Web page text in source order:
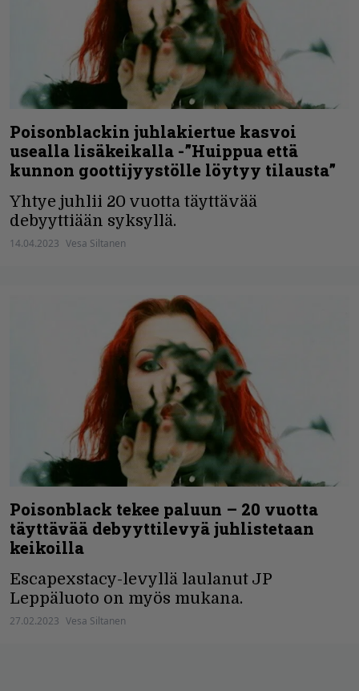
Poisonblackin juhlakiertue kasvoi
usealla lisäkeikalla -”Huippua että
kunnon goottijyystölle löytyy tilausta”
Yhtye juhlii 20 vuotta täyttävää
debyyttiään syksyllä.
14.04.2023 Vesa Siltanen
Poisonblack tekee paluun – 20 vuotta
täyttävää debyyttilevyä juhlistetaan
keikoilla
Escapexstacy-levyllä laulanut JP
Leppäluoto on myös mukana.
27.02.2023 Vesa Siltanen